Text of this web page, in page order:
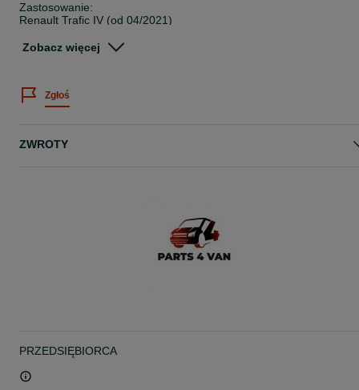
Zastosowanie:
Renault Trafic IV (od 04/2021)
Stan:
Polcar
pasażera do Renault Trafic IV produkowanego od kwietnia 2021
Produkt firmy Polcar – gwarantuje dobre dopasowanie i solidne
Zobacz więcej
Zgłoś
ZWROTY
PRZEDSIĘBIORCA